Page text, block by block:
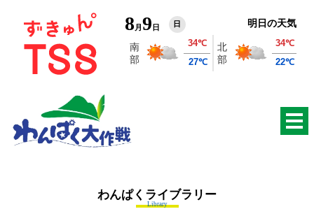
8 月9 日 日 明日の天気
わんぱくライブラリー
Library